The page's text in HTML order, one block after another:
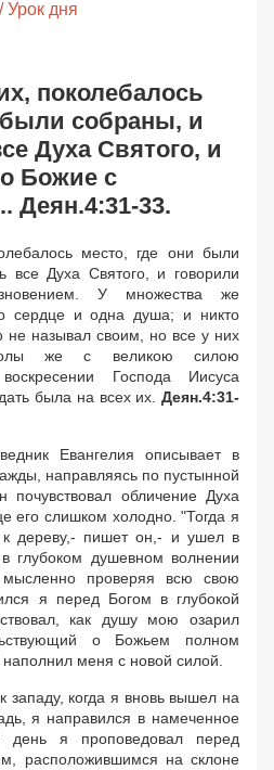
/ Урок дня
поколебалось
были собраны, и
Духа Святого, и
Божие с
Деян.4:31-33.
место, где они были
все Духа Святого, и говорили
У множества же
сердце и одна душа; и никто
не называл своим, но все у них
же с великою силою
Господа Иисуса
была на всех их. Деян.4:31-
Евангелия описывает в
направляясь по пустынной
обличение Духа
его слишком холодно. "Тогда я
дереву,- пишет он,- и ушел в
глубоком душевном волнении
проверяя всю свою
я перед Богом в глубокой
как душу мою озарил
о Божьем полном
меня с новой силой.
западу, когда я вновь вышел на
я направился в намеченное
я проповедовал перед
расположившимся на склоне